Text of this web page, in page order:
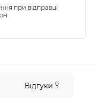
при відправці
Відгуки 0